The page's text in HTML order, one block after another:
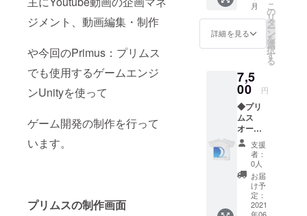
ジメント、動画編集・制作
や今回のPrimus：プリムス
でも使用するゲームエンジ
ンUnityを使って
ゲーム開発の制作を行って
います。
プリムスの制作画面
いたし
ます。
カー プ
リムス
内の
キャラ
クター
などを
使用し
たシー
ルセッ
トで
す。 20
種類の
シール
が入っ
ていま
す。 ※
記載し
て欲し
月
詳細を見る
こ
の
リ
タ
ー
ン
を
選
択
す
る
7,5
00 円
◆プリ
ムス
オー
バープ
リント
オリジ
ナルT
シャツ
プリム
スのロ
支援
者：
0人
お届
け予
定：
2021
年06